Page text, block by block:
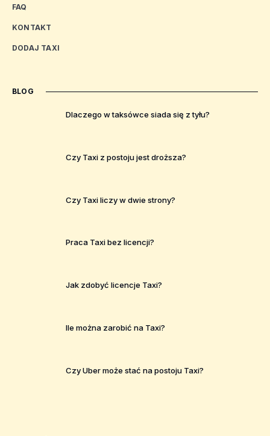
FAQ
KONTAKT
DODAJ TAXI
BLOG
Dlaczego w taksówce siada się z tyłu?
Czy Taxi z postoju jest droższa?
Czy Taxi liczy w dwie strony?
Praca Taxi bez licencji?
Jak zdobyć licencje Taxi?
Ile można zarobić na Taxi?
Czy Uber może stać na postoju Taxi?